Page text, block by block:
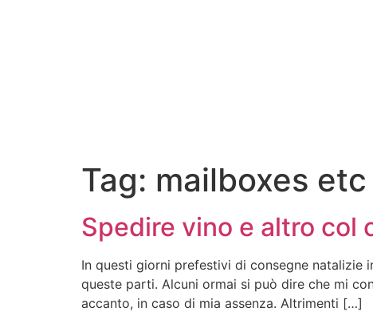
Tag: mailboxes etc
Spedire vino e altro col
In questi giorni prefestivi di consegne natalizie
queste parti. Alcuni ormai si può dire che mi
accanto, in caso di mia assenza. Altrimenti […]